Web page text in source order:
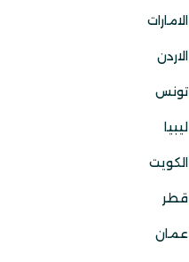
الامارات
الاردن
تونس
ليبيا
الكويت
قطر
عمان